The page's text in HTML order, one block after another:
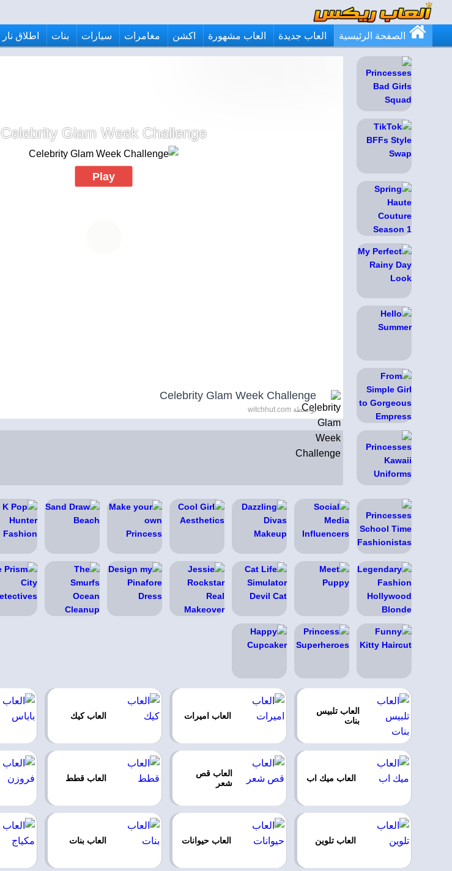
الصفحة الرئيسية العاب جديدة العاب مشهورة اكشن مغامرات سيارات بنات اطلاق نار
Celebrity Glam Week Challenge
Play
Celebrity Glam Week Challenge
بواسطة witchhut.com
العاب تلبيس
بنات
العاب اميرات العاب كيك
العاب ميك اب
العاب قص
شعر
العاب قطط
العاب تلوين العاب حيوانات العاب بنات